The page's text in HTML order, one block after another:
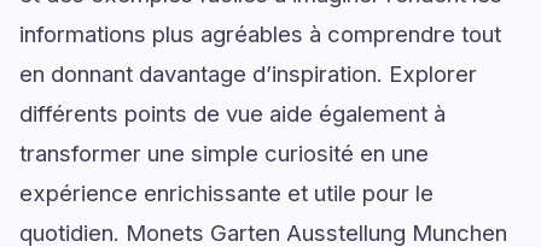
informations plus agréables à comprendre tout
en donnant davantage d’inspiration. Explorer
différents points de vue aide également à
transformer une simple curiosité en une
expérience enrichissante et utile pour le
quotidien. Monets Garten Ausstellung Munchen